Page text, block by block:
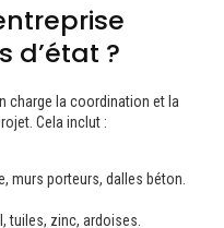
d’état ?
charge la coordination et la
Cela inclut :
murs porteurs, dalles béton.
tuiles, zinc, ardoises.